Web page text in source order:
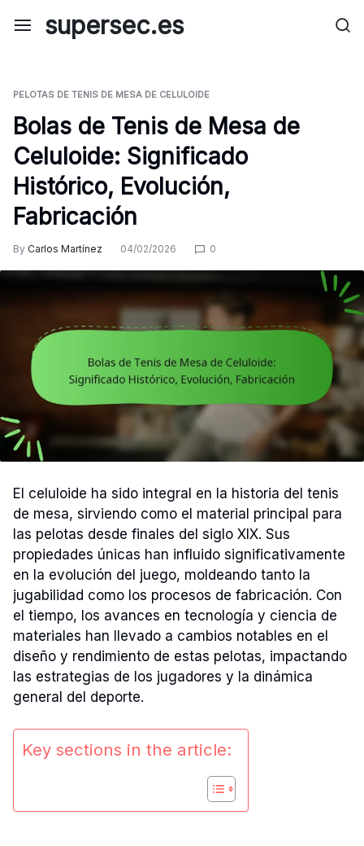
supersec.es
PELOTAS DE TENIS DE MESA DE CELULOIDE
Bolas de Tenis de Mesa de
Celuloide: Significado
Histórico, Evolución,
Fabricación
By Carlos Martínez 04/02/2026 0
El celuloide ha sido integral en la historia del tenis
de mesa, sirviendo como el material principal para
las pelotas desde finales del siglo XIX. Sus
propiedades únicas han influido significativamente
en la evolución del juego, moldeando tanto la
jugabilidad como los procesos de fabricación. Con
el tiempo, los avances en tecnología y ciencia de
materiales han llevado a cambios notables en el
diseño y rendimiento de estas pelotas, impactando
las estrategias de los jugadores y la dinámica
general del deporte.
Key sections in the article: